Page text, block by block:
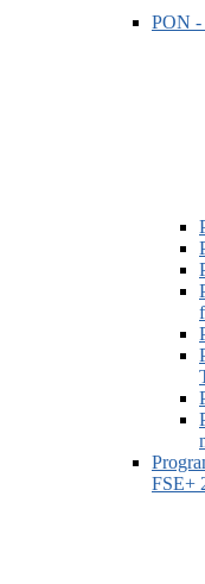
PON -
FSE+